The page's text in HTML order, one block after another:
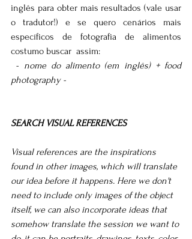
inglês para obter mais resultados (vale usar
o tradutor!) e se quero cenários mais
específicos de fotografia de alimentos
costumo buscar  assim:
photography -
SEARCH VISUAL REFERENCES
Visual references are the inspirations
found in other images, which will translate
our idea before it happens. Here we don't
need to include only images of the object
itself, we can also incorporate ideas that
somehow translate the session we want to